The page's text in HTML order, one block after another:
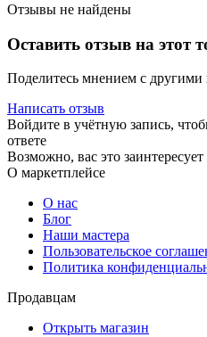
Отзывы не найдены
Оставить отзыв на этот
Поделитесь мнением с другими
Написать отзыв
Войдите в учётную запись,
ответе
Возможно, вас это заинтересует
О маркетплейсе
О нас
Блог
Наши мастера
Пользовательское
Политика
Продавцам
Открыть магазин